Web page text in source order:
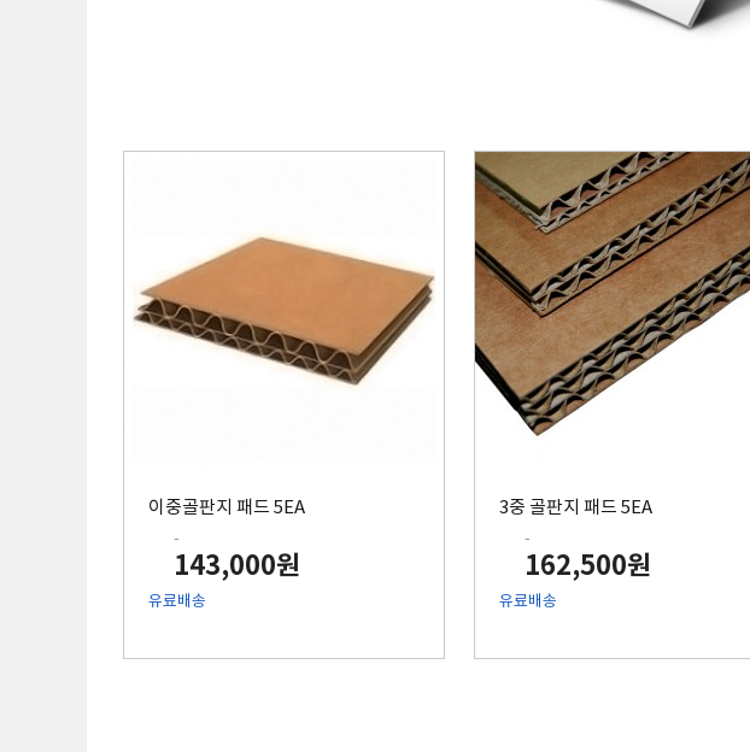
이중골판지 패드 5EA
-
143,000원
유료배송
3중 골판지 패드 5EA
-
162,500원
유료배송